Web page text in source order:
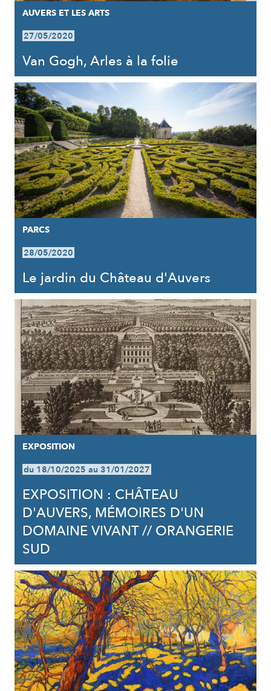
AUVERS ET LES ARTS
27/05/2020
Van Gogh, Arles à la folie
PARCS
28/05/2020
Le jardin du Château d'Auvers
EXPOSITION
du 18/10/2025 au 31/01/2027
EXPOSITION : CHÂTEAU
D'AUVERS, MÉMOIRES D'UN
DOMAINE VIVANT // ORANGERIE
SUD